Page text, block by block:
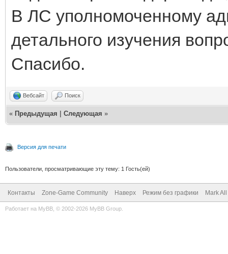
В ЛС уполномоченному
детального изучения
Спасибо.
Вебсайт Поиск
« Предыдущая Следующая »
Версия для печати
Пользователи, просматривающие эту тему: 1 Гость(ей)
Контакты Zone-Game Community Наверх Режим без графики Mark
Работает на MyBB , © 2002-2026 MyBB Group